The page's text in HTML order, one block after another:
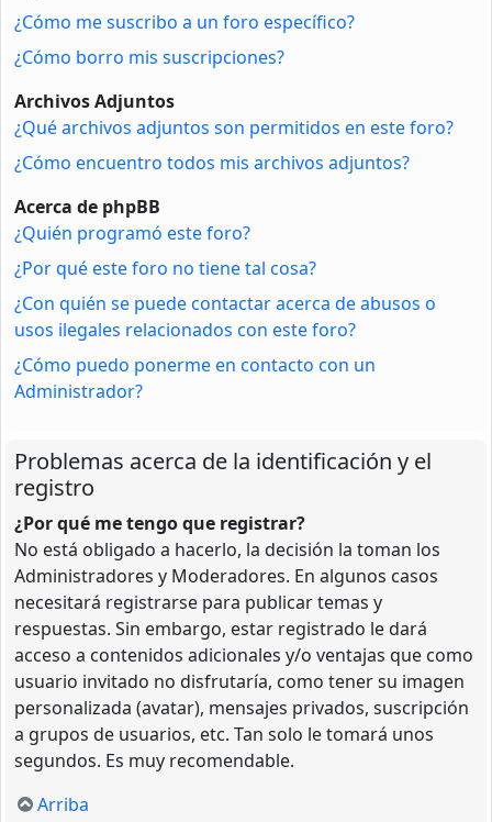
¿Cómo me suscribo a un foro específico?
¿Cómo borro mis suscripciones?
Archivos Adjuntos
¿Qué archivos adjuntos son permitidos en este foro?
¿Cómo encuentro todos mis archivos adjuntos?
Acerca de phpBB
¿Quién programó este foro?
¿Por qué este foro no tiene tal cosa?
¿Con quién se puede contactar acerca de abusos o
usos ilegales relacionados con este foro?
¿Cómo puedo ponerme en contacto con un
Administrador?
Problemas acerca de la identificación y el
registro
¿Por qué me tengo que registrar?
No está obligado a hacerlo, la decisión la toman los
Administradores y Moderadores. En algunos casos
necesitará registrarse para publicar temas y
respuestas. Sin embargo, estar registrado le dará
acceso a contenidos adicionales y/o ventajas que como
usuario invitado no disfrutaría, como tener su imagen
personalizada (avatar), mensajes privados, suscripción
a grupos de usuarios, etc. Tan solo le tomará unos
segundos. Es muy recomendable.
Arriba